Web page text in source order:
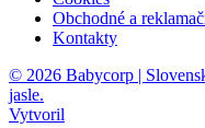
Obchodné a
Kontakty
© 2026 Babycorp |
jasle.
Vytvoril